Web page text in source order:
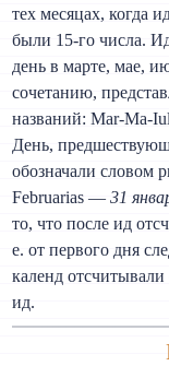
тех месяцах, когда
были 15-го числа.
день в марте, мае,
сочетанию,
названий: Mar-Ma-
День,
обозначали словом
Februarias —31
то, что после ид
е. от первого дня
календ
ид.